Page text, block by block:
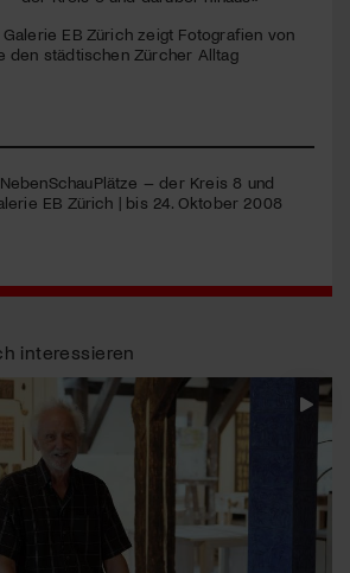
EB Zürich zeigt Fotografien von
den städtischen Zürcher Alltag
– der Kreis 8 und
EB Zürich | bis 24. Oktober 2008
interessieren